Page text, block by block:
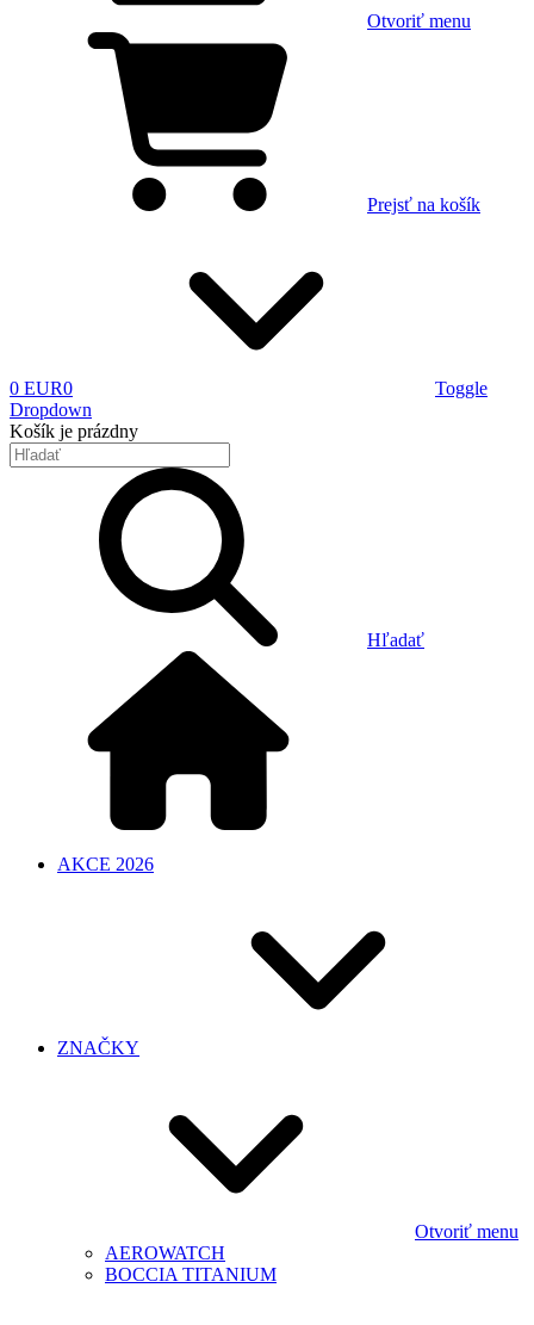
Otvoriť menu
Prejsť na košík
0 EUR0
Toggle
Dropdown
Košík je prázdny
Hľadať
AKCE 2026
ZNAČKY
Otvoriť menu
AEROWATCH
BOCCIA TITANIUM